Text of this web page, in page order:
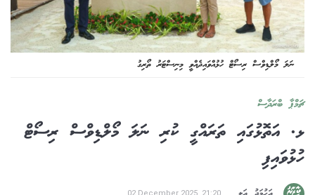
ނަލަ މޯލްޑިވްސް ރިސޯޓް ހުޅުއްވައިދެއްވީ މިނިސްޓަރު ތޯރިގު
ޗަމްޕާ ބްރަދާސް
ޅ. އަތޮޅުގައި ތަރައްގީ ކުރި ނަލަ މޯލްޑިވްސް ރިސޯޓް
ހުޅުވައިފި